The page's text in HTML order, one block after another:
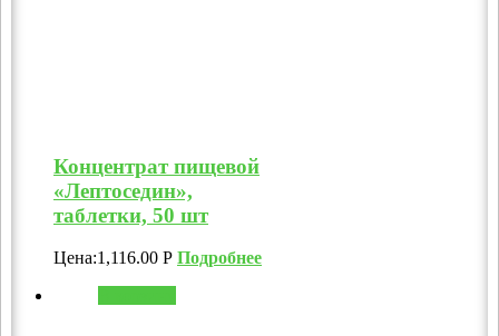
Концентрат пищевой
«Лептоседин»,
таблетки, 50 шт
Цена:1,116.00 Р Подробнее